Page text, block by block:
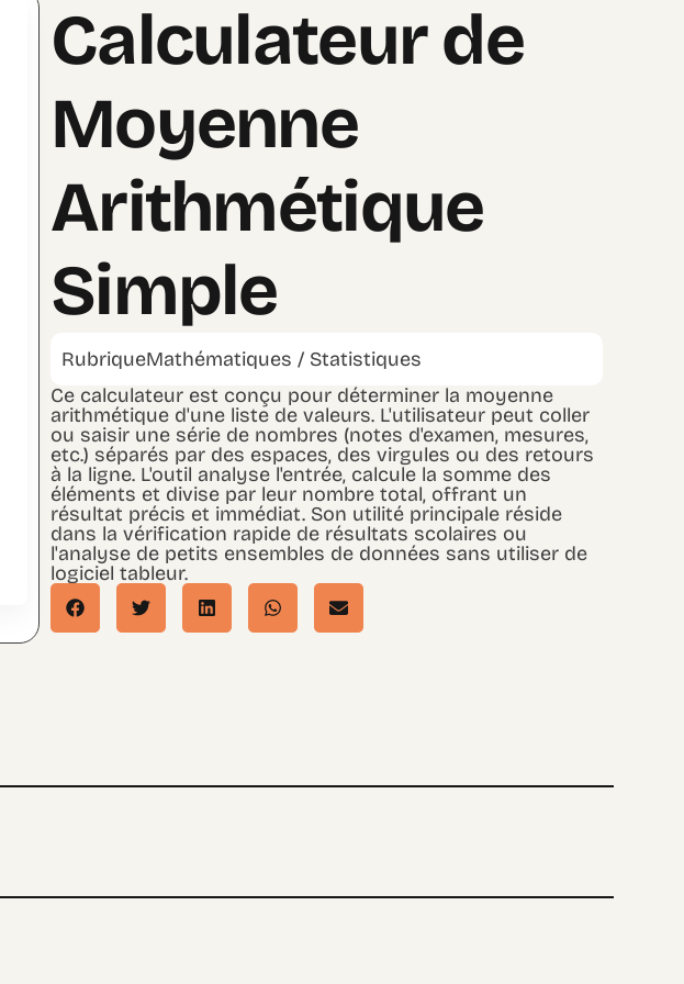
Calculateur de
Moyenne
Arithmétique
Simple
RubriqueMathématiques / Statistiques
Ce calculateur est conçu pour déterminer la moyenne
arithmétique d'une liste de valeurs. L'utilisateur peut coller
ou saisir une série de nombres (notes d'examen, mesures,
etc.) séparés par des espaces, des virgules ou des retours
à la ligne. L'outil analyse l'entrée, calcule la somme des
éléments et divise par leur nombre total, offrant un
résultat précis et immédiat. Son utilité principale réside
dans la vérification rapide de résultats scolaires ou
l'analyse de petits ensembles de données sans utiliser de
logiciel tableur.